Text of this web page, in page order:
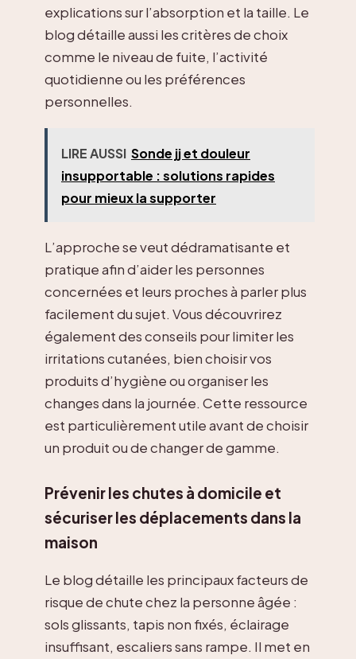
explications sur l’absorption et la taille. Le
blog détaille aussi les critères de choix
comme le niveau de fuite, l’activité
quotidienne ou les préférences
personnelles.
LIRE AUSSI Sonde jj et douleur
insupportable : solutions rapides
pour mieux la supporter
L’approche se veut dédramatisante et
pratique afin d’aider les personnes
concernées et leurs proches à parler plus
facilement du sujet. Vous découvrirez
également des conseils pour limiter les
irritations cutanées, bien choisir vos
produits d’hygiène ou organiser les
changes dans la journée. Cette ressource
est particulièrement utile avant de choisir
un produit ou de changer de gamme.
Prévenir les chutes à domicile et
sécuriser les déplacements dans la
maison
Le blog détaille les principaux facteurs de
risque de chute chez la personne âgée :
sols glissants, tapis non fixés, éclairage
insuffisant, escaliers sans rampe. Il met en